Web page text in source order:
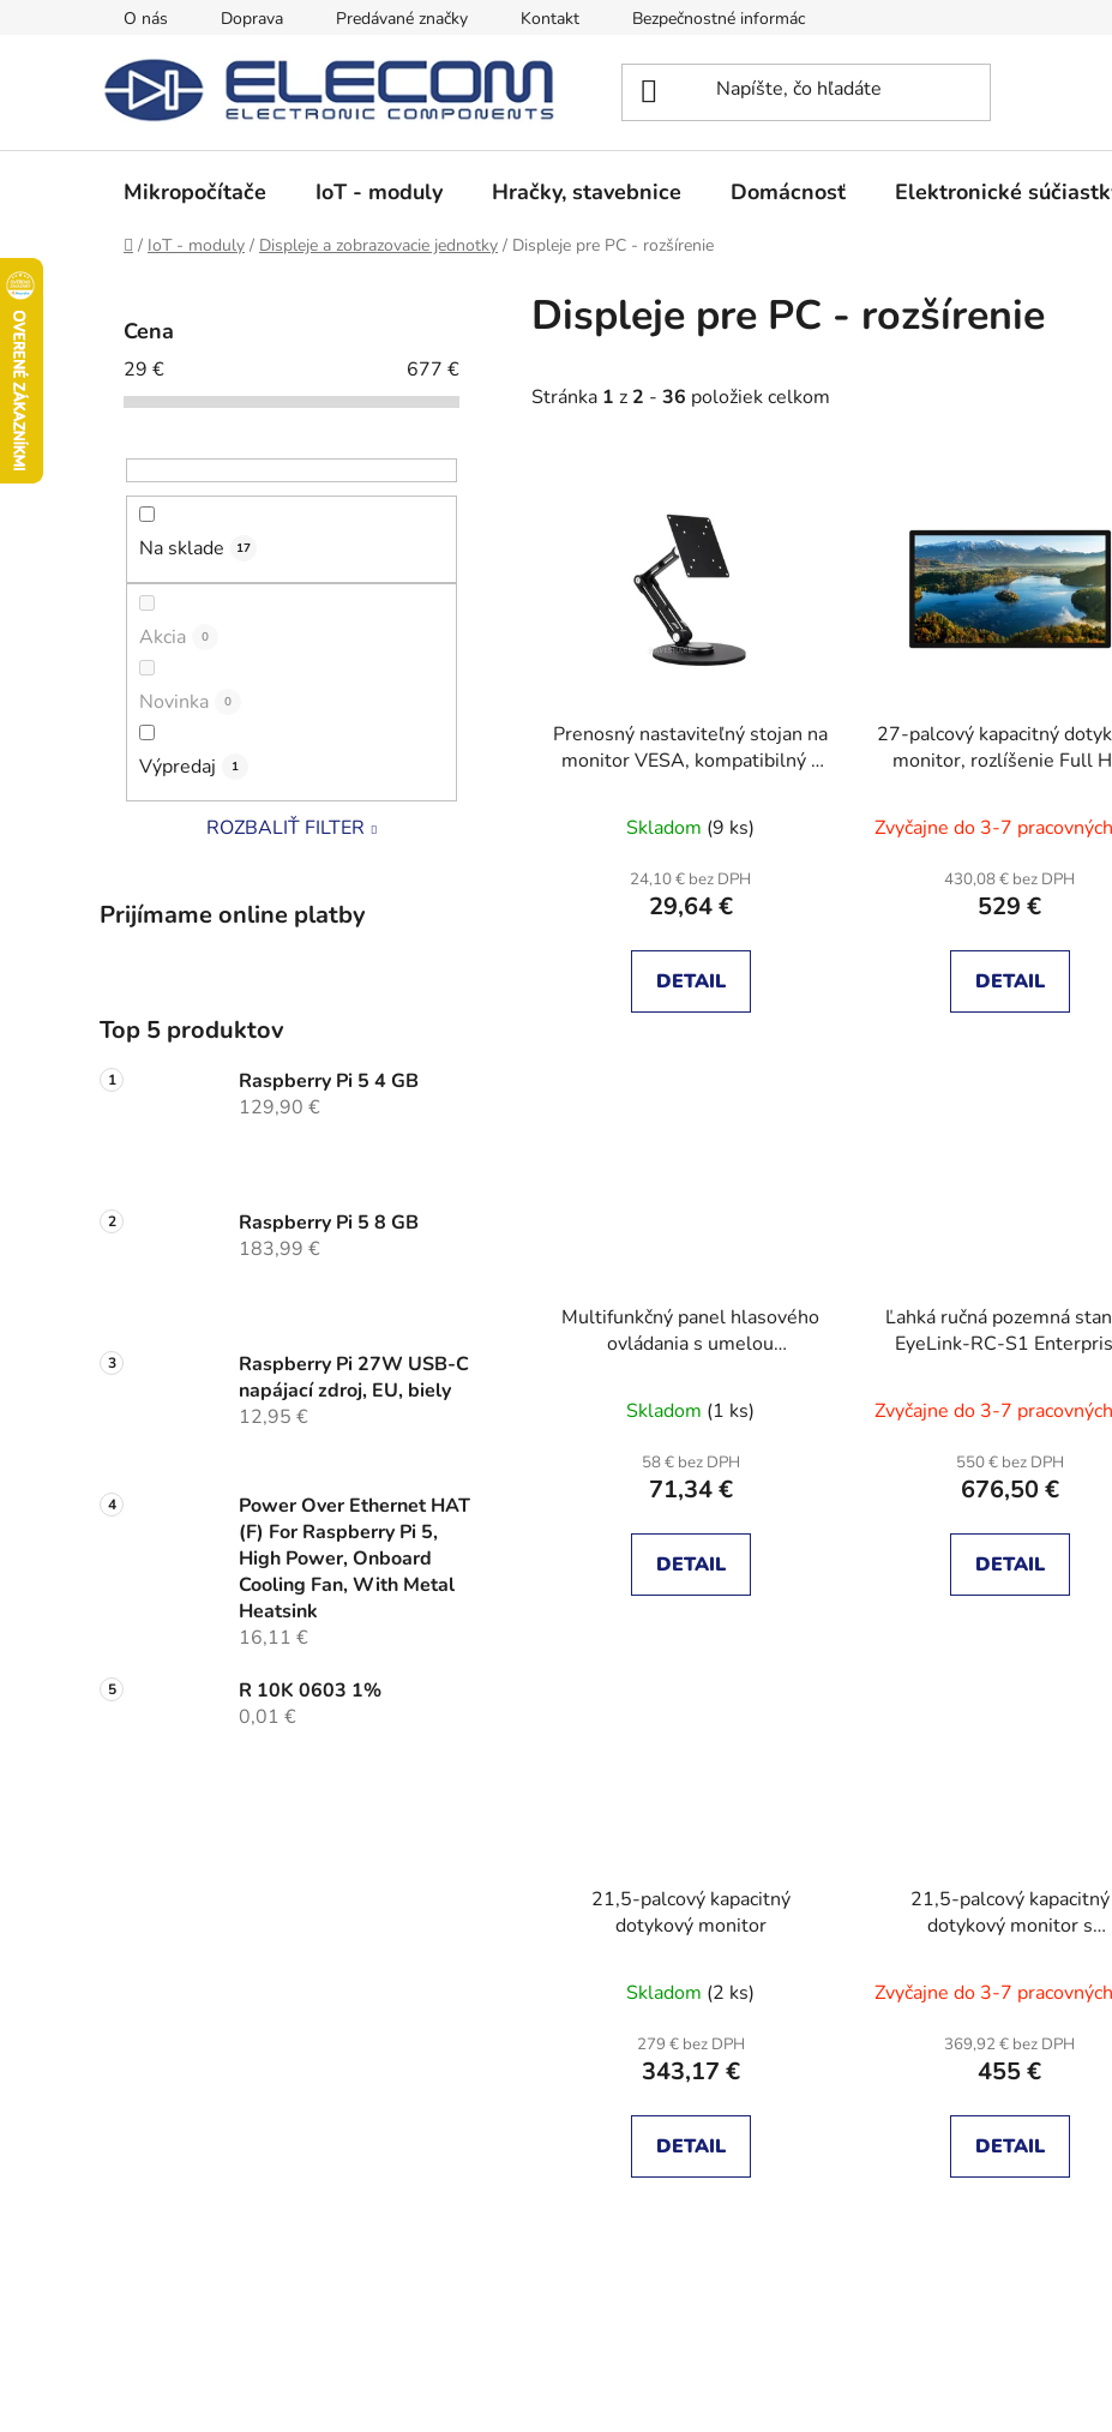
O nás Doprava Predávané značky Kontakt Bezpečnostné informácie
Mikropočítače IoT - moduly Hračky, stavebnice Domácnosť Elektronické
Domov
/ IoT - moduly / Displeje a zobrazovacie jednotky / Displeje pre PC - rozšírenie
Cena
29 € 677 €
Na sklade 17
Akcia 0
Novinka 0
Výpredaj 1
ROZBALIŤ FILTER
Prijímame online platby
Top 5 produktov
Raspberry Pi 5 4 GB
129,90 €
Raspberry Pi 5 8 GB
183,99 €
Raspberry Pi 27W USB-C
napájací zdroj, EU, biely
12,95 €
Power Over Ethernet HAT
(F) For Raspberry Pi 5,
High Power, Onboard
Cooling Fan, With Metal
Heatsink
16,11 €
R 10K 0603 1%
0,01 €
Displeje pre PC - rozšírenie
Stránka 1 z 2 - 36 položiek celkom
Prenosný nastaviteľný stojan na
monitor VESA, kompatibilný s
Skladom (9 ks)
24,10 € bez DPH
29,64 €
DETAIL
27-palcový kapacitný
monitor, rozlíšenie Full
Zvyčajne do 3-7
430,08 € bez DPH
529 €
DETAIL
Multifunkčný panel hlasového
ovládania s umelou
Skladom (1 ks)
58 € bez DPH
71,34 €
DETAIL
Ľahká ručná pozemná
EyeLink-RC-S1
Zvyčajne do 3-7
550 € bez DPH
676,50 €
DETAIL
21,5-palcový kapacitný
dotykový monitor
Skladom (2 ks)
279 € bez DPH
343,17 €
DETAIL
21,5-palcový kapacitný
dotykový monitor s
Zvyčajne do 3-7
369,92 € bez DPH
455 €
DETAIL